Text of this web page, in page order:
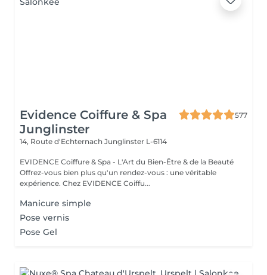
Evidence Coiffure & Spa
Junglinster
577
14, Route d‘Echternach Junglinster L-6114
EVIDENCE Coiffure & Spa - L'Art du Bien-Être & de la Beauté
Offrez-vous bien plus qu'un rendez-vous : une véritable
expérience. Chez EVIDENCE Coiffu...
Manicure simple
Pose vernis
Pose Gel